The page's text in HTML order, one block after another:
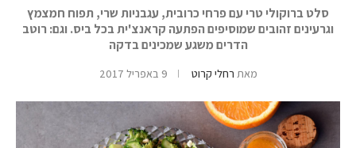
סלט ברוקולי טרי עם פרחי כרובית, עגבניות שרי, תפוח חמצמץ
וגרעינים זהובים שמוסיפים הפתעה קראנצ'ית בכל ביס. וגם: רוטב
הדרים משגע שמכינים בדקה
מאת רחלי קרוט 9 באפריל 2017